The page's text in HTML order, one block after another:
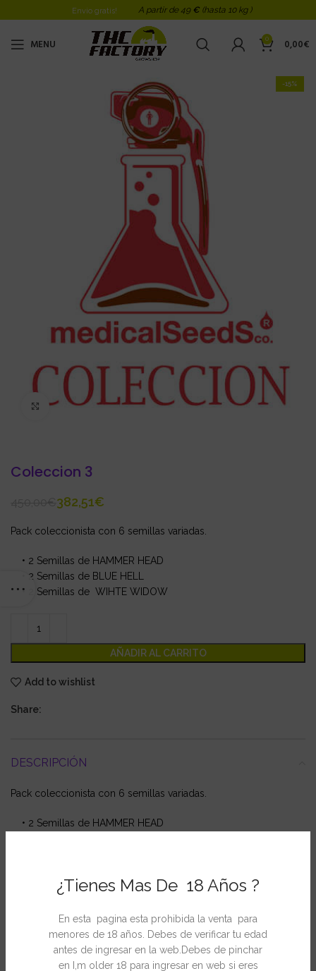
¿Tienes Mas De 18 Años ?
En esta pagina esta prohibida la venta para
menores de 18 años. Debes de verificar tu edad
antes de ingresar en la web.Debes de pinchar
en I,m older 18 para ingresar en web si eres
Envio gratis! A partir de 49 € (hasta 10 kg )
MENU 0 0,00€
-15%
Click to enlarge
Coleccion 3
382,51€
Pack coleccionista con 6 semillas variadas.
• 2 Semillas de HAMMER HEAD
• 2 Semillas de BLUE HELL
• 2 Semillas de WIHTE WIDOW
AÑADIR AL CARRITO
Add to wishlist
Share:
DESCRIPCIÓN
Pack coleccionista con 6 semillas variadas.
• 2 Semillas de HAMMER HEAD
INFORMACIÓN ADICIONAL